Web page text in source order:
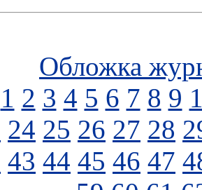
Обложка
1 2 3 4 5 6 7 8 9
24 25 26 27 28
43 44 45 46 47